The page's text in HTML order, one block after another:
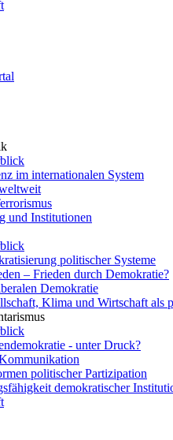
im internationalen System
und Institutionen
politischer Systeme
– Frieden durch Demokratie?
Demokratie
Klima und Wirtschaft als
- unter Druck?
politischer Partizipation
demokratischer